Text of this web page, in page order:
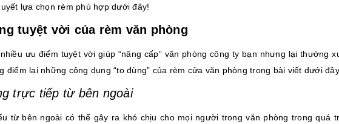
lựa chọn rèm phù hợp dưới đây!
tuyệt vời của rèm văn phòng
ưu điểm tuyệt vời giúp “nâng cấp” văn phòng công ty bạn nhưng lại thường
điểm lại những công dụng “to đùng” của rèm cửa văn phòng trong bài viết dưới
trực tiếp từ bên ngoài
từ bên ngoài có thể gây ra khó chịu cho mọi người trong văn phòng trong quá